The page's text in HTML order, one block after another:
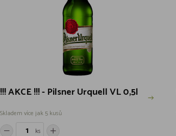
!!! AKCE !!! - Pilsner Urquell VL 0,5l
Skladem více jak 5 kusů
ks